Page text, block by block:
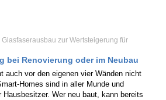
Glasfaserausbau zur Wertsteigerung für
bei Renovierung oder im Neubau
auch vor den eigenen vier Wänden nicht
Homes sind in aller Munde und
Hausbesitzer. Wer neu baut, kann bereits